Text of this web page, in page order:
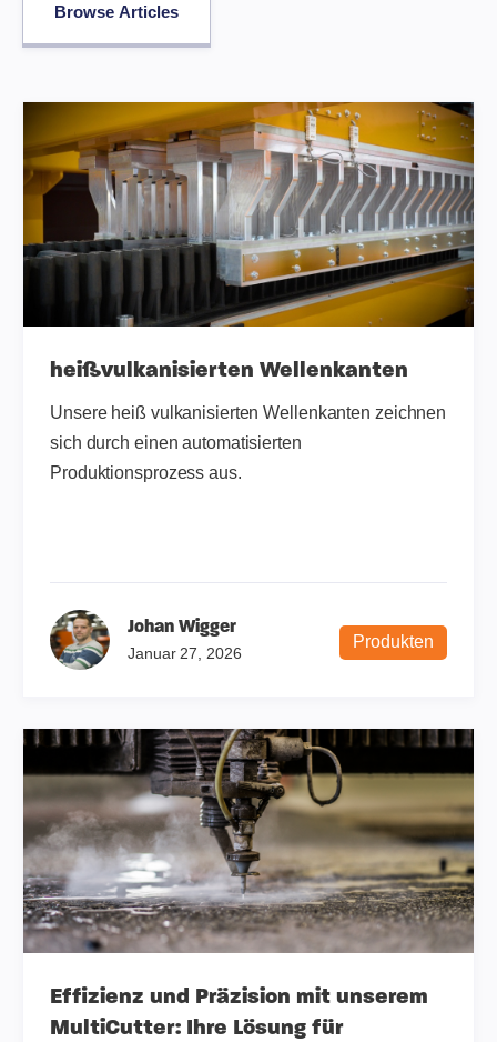
Browse Articles
heißvulkanisierten Wellenkanten
Unsere heiß vulkanisierten Wellenkanten zeichnen
sich durch einen automatisierten
Produktionsprozess aus.
Johan Wigger
Januar 27, 2026
Produkten
Effizienz und Präzision mit unserem
MultiCutter: Ihre Lösung für